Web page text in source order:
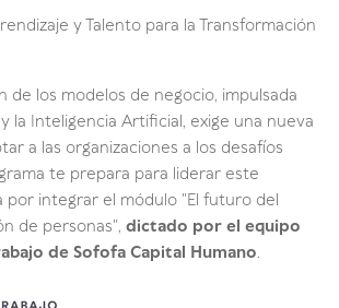
y Talento para la Transformación
de los modelos de negocio, impulsada
la Inteligencia Artificial, exige una nueva
a las organizaciones a los desafíos
te prepara para liderar este
por integrar el módulo "El futuro del
de personas", dictado por el equipo
de Sofofa Capital Humano.